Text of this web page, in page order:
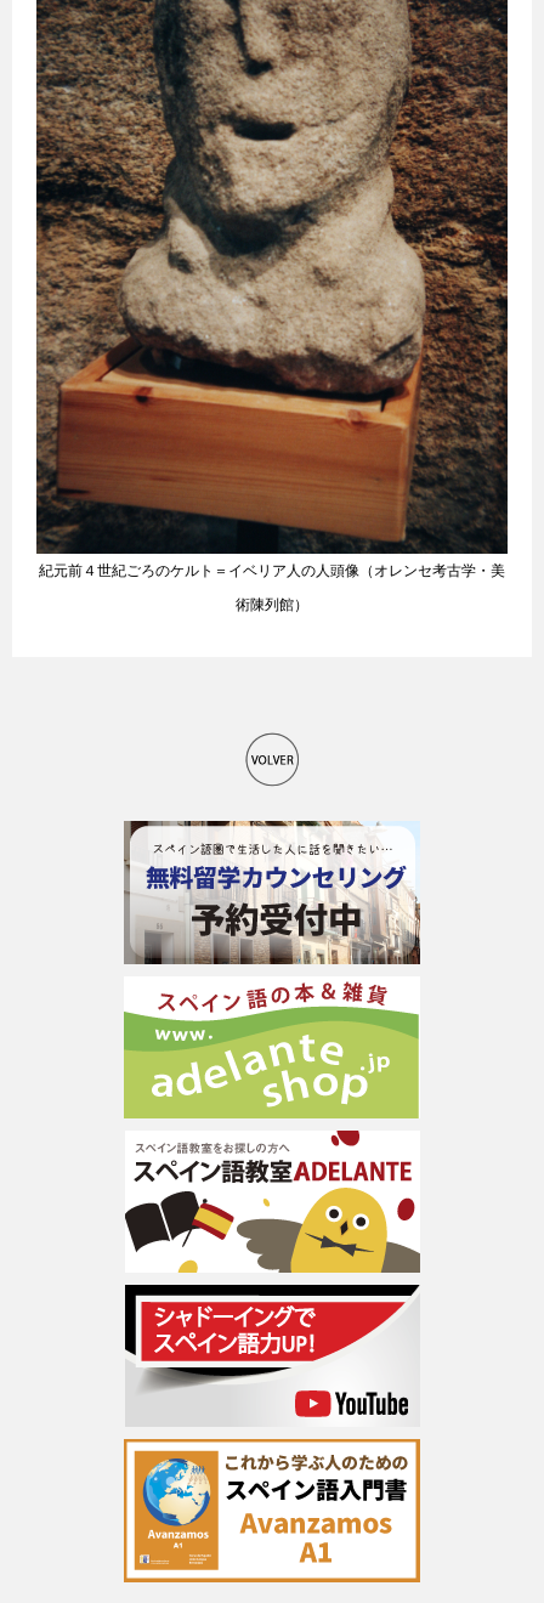
紀元前４世紀ごろのケルト＝イベリア人の人頭像（オレンセ考古学・美
術陳列館）